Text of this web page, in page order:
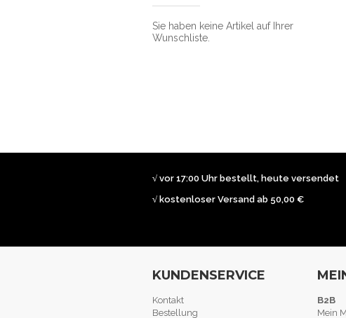
Sie haben keine Artikel auf Ihrer
Wunschliste.
√ vor 17:00 Uhr bestellt, heute versendet
√ kostenloser Versand ab 50,00 €
KUNDENSERVICE
Kontakt
Bestellung
B2B
Mein